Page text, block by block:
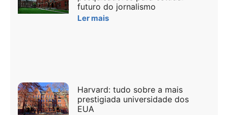
futuro do jornalismo
Ler mais
Harvard: tudo sobre a mais
prestigiada universidade dos
EUA